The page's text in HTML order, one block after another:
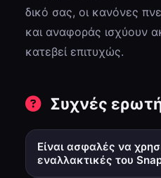
δικό σας, οι κανόνες
και αναφοράς ισχύουν
κατεβεί επιτυχώς.
Συχνές
Είναι ασφαλές να
εναλλακτικές του